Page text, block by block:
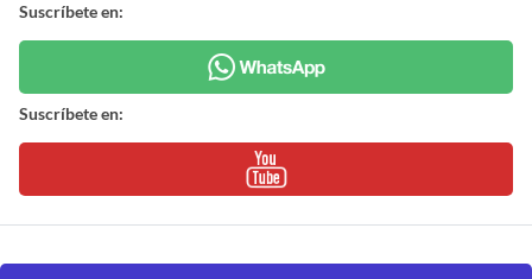
Suscríbete en:
Suscríbete en: